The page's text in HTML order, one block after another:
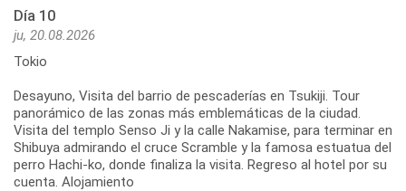
Día 10
ju, 20.08.2026
Tokio
Desayuno, Visita del barrio de pescaderías en Tsukiji. Tour
panorámico de las zonas más emblemáticas de la ciudad.
Visita del templo Senso Ji y la calle Nakamise, para terminar en
Shibuya admirando el cruce Scramble y la famosa estuatua del
perro Hachi-ko, donde finaliza la visita. Regreso al hotel por su
cuenta. Alojamiento